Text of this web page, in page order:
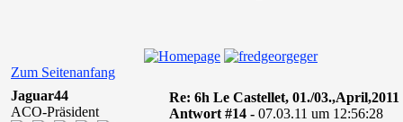
Zum Seitenanfang
Jaguar44
ACO-Präsident
Re: 6h Le Castellet, 01./03.,April,2011
Antwort #14 - 07.03.11 um 12:56:28